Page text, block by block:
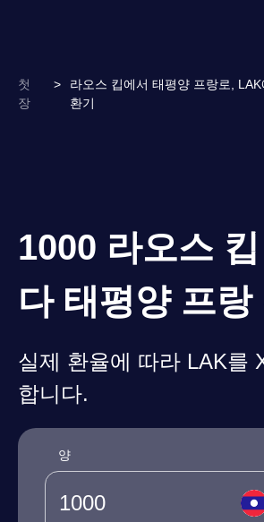
첫
장
>
라오스 킵에서 태평양 프랑로,
환기
1000 라오스
다 태평양 프랑
실제 환율에 따라 LAK를
합니다.
양